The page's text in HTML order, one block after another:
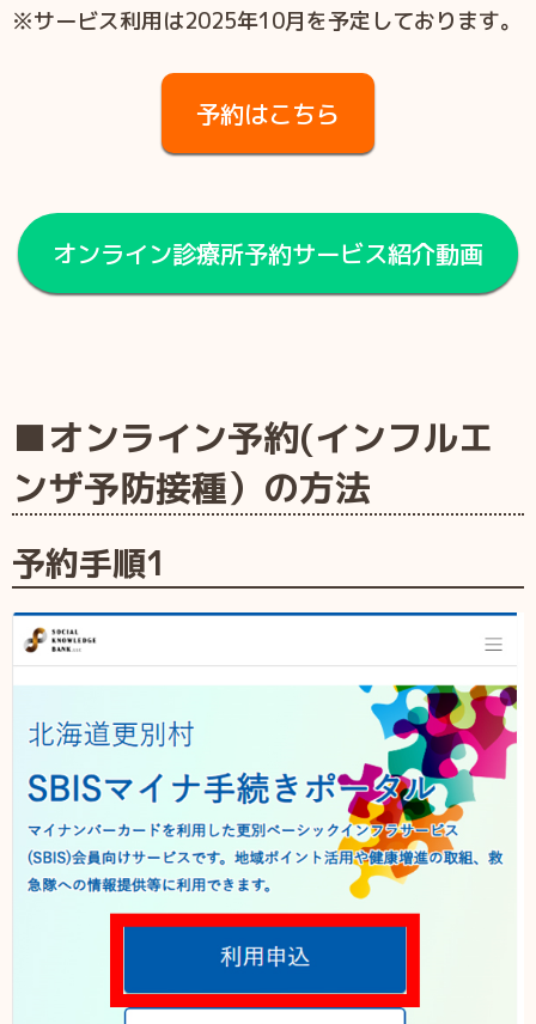
※サービス利用は2025年10月を予定しております。
予約はこちら
オンライン診療所予約サービス紹介動画
■オンライン予約(インフルエ
ンザ予防接種）の方法
予約手順1